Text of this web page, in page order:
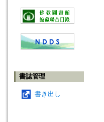
書誌管理
書き出し